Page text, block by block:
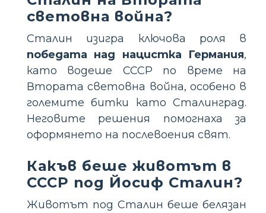
световна война?
Сталин изигра ключова роля в
победата над нацистка Германия,
като водеше СССР по време на
Втората световна война, особено в
големите битки като Сталинград.
Неговите решения помогнаха за
оформянето на послевоения свят.
Какъв беше животът в
СССР под Йосиф Сталин?
Животът под Сталин беше белязан